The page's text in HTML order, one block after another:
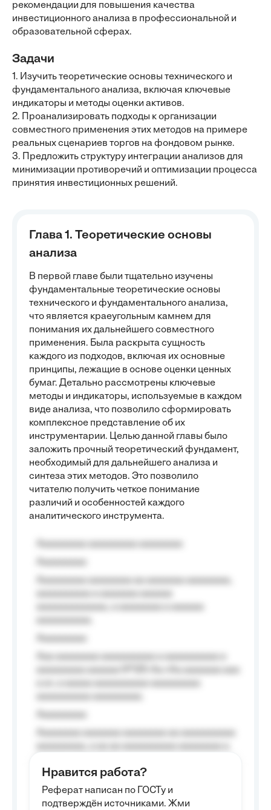
рекомендации для повышения качества
инвестиционного анализа в профессиональной и
образовательной сферах.
Задачи
1. Изучить теоретические основы технического и
фундаментального анализа, включая ключевые
индикаторы и методы оценки активов.
2. Проанализировать подходы к организации
совместного применения этих методов на примере
реальных сценариев торгов на фондовом рынке.
3. Предложить структуру интеграции анализов для
минимизации противоречий и оптимизации процесса
принятия инвестиционных решений.
Глава 1. Теоретические основы
анализа
В первой главе были тщательно изучены
фундаментальные теоретические основы
технического и фундаментального анализа,
что является краеугольным камнем для
понимания их дальнейшего совместного
применения. Была раскрыта сущность
каждого из подходов, включая их основные
принципы, лежащие в основе оценки ценных
бумаг. Детально рассмотрены ключевые
методы и индикаторы, используемые в каждом
виде анализа, что позволило сформировать
комплексное представление об их
инструментарии. Целью данной главы было
заложить прочный теоретический фундамент,
необходимый для дальнейшего анализа и
синтеза этих методов. Это позволило
читателю получить четкое понимание
различий и особенностей каждого
аналитического инструмента.
Aaaaaaaaa
Aaaaaaaaaa aa aaa aaaaaaaaa, a aaa
Нравится работа?
Реферат написан по ГОСТу и
подтверждён источниками. Жми